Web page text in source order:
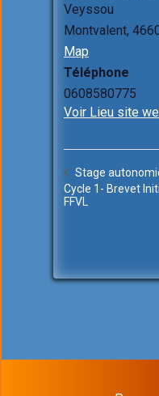
Veyssou
Montvalent,
Map
Téléphone
0608580775
Voir Lieu site
Stage
Cycle 1- Brevet
FFVL